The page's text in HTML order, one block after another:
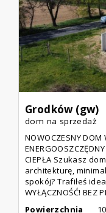
Grodków (gw)
dom na sprzedaż
NOWOCZESNY DOM
CIEPŁA Szukasz
architekturę,
spokój? Trafiłeś
WYŁĄCZNOŚĆ! BEZ
Powierzchnia